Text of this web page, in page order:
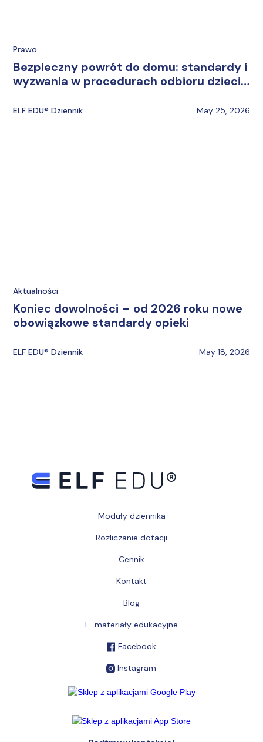
Prawo
Bezpieczny powrót do domu: standardy i
wyzwania w procedurach odbioru dzieci z
ELF EDU® Dziennik May 25, 2026
Aktualności
Koniec dowolności – od 2026 roku nowe
obowiązkowe standardy opieki
ELF EDU® Dziennik May 18, 2026
Moduły dziennika
Rozliczanie dotacji
Cennik
Kontakt
Blog
E-materiały edukacyjne
Facebook
Instagram